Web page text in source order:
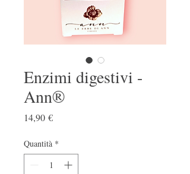
Enzimi digestivi -
Ann®
14,90 €Prezzo
Quantità *